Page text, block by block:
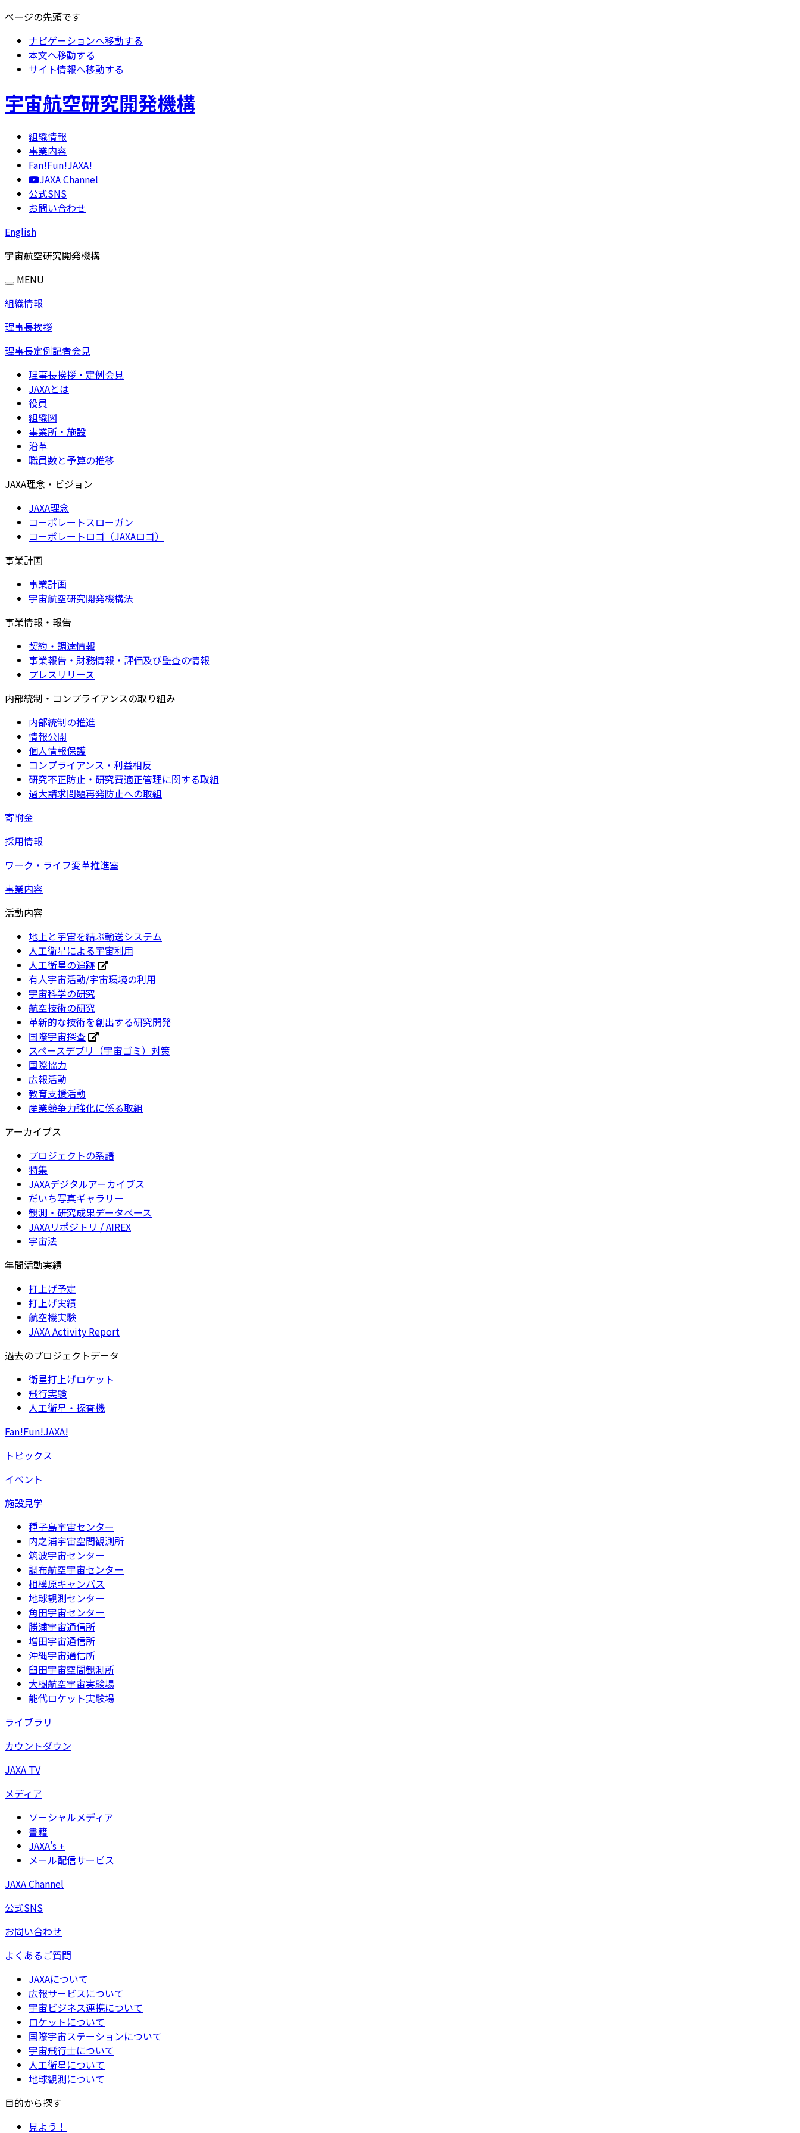
ページの先頭です
ナビゲーションへ移動する
本文へ移動する
サイト情報へ移動する
宇宙航空研究開発機構
組織情報
事業内容
Fan!Fun!JAXA!
JAXA Channel
公式SNS
お問い合わせ
English
宇宙航空研究開発機構
MENU
組織情報
理事長挨拶
理事長定例記者会見
理事長挨拶・定例会見
JAXAとは
役員
組織図
事業所・施設
沿革
職員数と予算の推移
JAXA理念・ビジョン
JAXA理念
コーポレートスローガン
コーポレートロゴ（JAXAロゴ）
事業計画
事業計画
宇宙航空研究開発機構法
事業情報・報告
契約・調達情報
事業報告・財務情報・評価及び監査の情報
プレスリリース
内部統制・コンプライアンスの取り組み
内部統制の推進
情報公開
個人情報保護
コンプライアンス・利益相反
研究不正防止・研究費適正管理に関する取組
過大請求問題再発防止への取組
寄附金
採用情報
ワーク・ライフ変革推進室
事業内容
活動内容
地上と宇宙を結ぶ輸送システム
人工衛星による宇宙利用
人工衛星の追跡
有人宇宙活動/宇宙環境の利用
宇宙科学の研究
航空技術の研究
革新的な技術を創出する研究開発
国際宇宙探査
スペースデブリ（宇宙ゴミ）対策
国際協力
広報活動
教育支援活動
産業競争力強化に係る取組
アーカイブス
プロジェクトの系譜
特集
JAXAデジタルアーカイブス
だいち写真ギャラリー
観測・研究成果データベース
JAXAリポジトリ / AIREX
宇宙法
年間活動実績
打上げ予定
打上げ実績
航空機実験
JAXA Activity Report
過去のプロジェクトデータ
衛星打上げロケット
飛行実験
人工衛星・探査機
Fan!Fun!JAXA!
トピックス
イベント
施設見学
種子島宇宙センター
内之浦宇宙空間観測所
筑波宇宙センター
調布航空宇宙センター
相模原キャンパス
地球観測センター
角田宇宙センター
勝浦宇宙通信所
増田宇宙通信所
沖縄宇宙通信所
臼田宇宙空間観測所
大樹航空宇宙実験場
能代ロケット実験場
ライブラリ
カウントダウン
JAXA TV
メディア
ソーシャルメディア
書籍
JAXA's +
メール配信サービス
JAXA Channel
公式SNS
お問い合わせ
よくあるご質問
JAXAについて
広報サービスについて
宇宙ビジネス連携について
ロケットについて
国際宇宙ステーションについて
宇宙飛行士について
人工衛星について
地球観測について
目的から探す
見よう！